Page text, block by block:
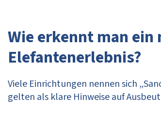
Wie erkennt man
Elefantenerlebnis?
Viele Einrichtungen nennen sich
gelten als klare Hinweise auf